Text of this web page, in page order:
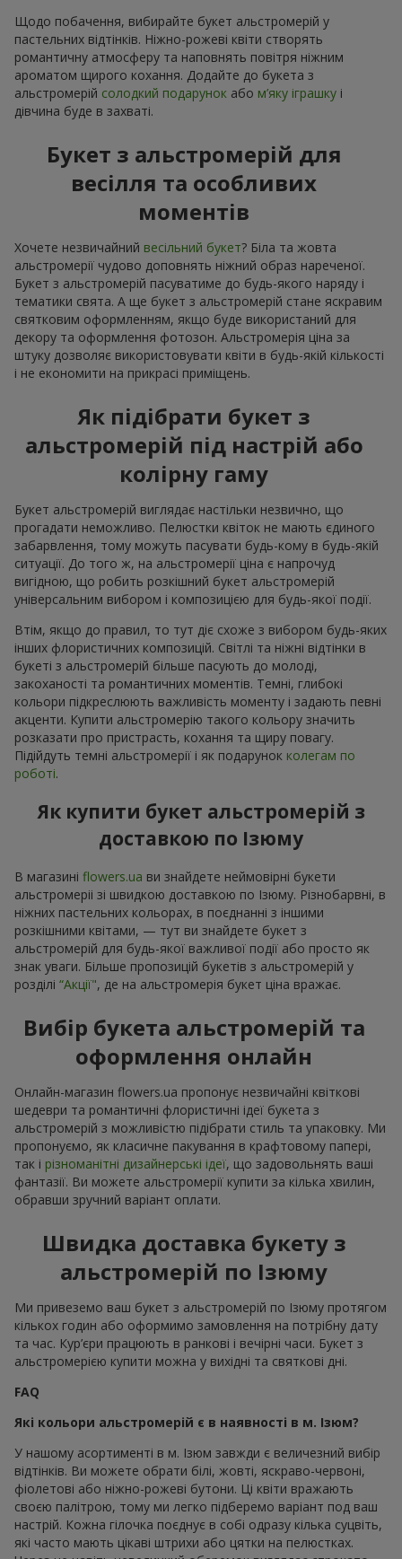
Щодо побачення, вибирайте букет альстромерій у
пастельних відтінків. Ніжно-рожеві квіти створять
романтичну атмосферу та наповнять повітря ніжним
ароматом щирого кохання. Додайте до букета з
альстромерій солодкий подарунок або м’яку іграшку і
дівчина буде в захваті.
Букет з альстромерій для
весілля та особливих
моментів
Хочете незвичайний весільний букет? Біла та жовта
альстромерії чудово доповнять ніжний образ нареченої.
Букет з альстромерій пасуватиме до будь-якого наряду і
тематики свята. А ще букет з альстромерій стане яскравим
святковим оформленням, якщо буде використаний для
декору та оформлення фотозон. Альстромерія ціна за
штуку дозволяє використовувати квіти в будь-якій кількості
і не економити на прикрасі приміщень.
Як підібрати букет з
альстромерій під настрій або
колірну гаму
Букет альстромерій виглядає настільки незвично, що
прогадати неможливо. Пелюстки квіток не мають єдиного
забарвлення, тому можуть пасувати будь-кому в будь-якій
ситуації. До того ж, на альстромерії ціна є напрочуд
вигідною, що робить розкішний букет альстромерій
універсальним вибором і композицією для будь-якої події.
Втім, якщо до правил, то тут діє схоже з вибором будь-яких
інших флористичних композицій. Світлі та ніжні відтінки в
букеті з альстромерій більше пасують до молоді,
закоханості та романтичних моментів. Темні, глибокі
кольори підкреслюють важливість моменту і задають певні
акценти. Купити альстромерію такого кольору значить
розказати про пристрасть, кохання та щиру повагу.
Підійдуть темні альстромерії і як подарунок колегам по
роботі.
Як купити букет альстромерій з
доставкою по Ізюму
В магазині flowers.ua ви знайдете неймовірні букети
альстромеріі зі швидкою доставкою по Ізюму. Різнобарвні, в
ніжних пастельних кольорах, в поєднанні з іншими
розкішними квітами, — тут ви знайдете букет з
альстромерій для будь-якої важливої події або просто як
знак уваги. Більше пропозицій букетів з альстромерій у
розділі “Акції", де на альстромерія букет ціна вражає.
Вибір букета альстромерій та
оформлення онлайн
Онлайн-магазин flowers.ua пропонує незвичайні квіткові
шедеври та романтичні флористичні ідеї букета з
альстромерій з можливістю підібрати стиль та упаковку. Ми
пропонуємо, як класичне пакування в крафтовому папері,
так і різноманітні дизайнерські ідеї, що задовольнять ваші
фантазії. Ви можете альстромерії купити за кілька хвилин,
обравши зручний варіант оплати.
Швидка доставка букету з
альстромерій по Ізюму
Ми привеземо ваш букет з альстромерій по Ізюму протягом
кількох годин або оформимо замовлення на потрібну дату
та час. Кур’єри працюють в ранкові і вечірні часи. Букет з
альстромерією купити можна у вихідні та святкові дні.
FAQ
Які кольори альстромерій є в наявності в м. Ізюм?
У нашому асортименті в м. Ізюм завжди є величезний вибір
відтінків. Ви можете обрати білі, жовті, яскраво-червоні,
фіолетові або ніжно-рожеві бутони. Ці квіти вражають
своєю палітрою, тому ми легко підберемо варіант под ваш
настрій. Кожна гілочка поєднує в собі одразу кілька суцвіть,
які часто мають цікаві штрихи або цятки на пелюстках.